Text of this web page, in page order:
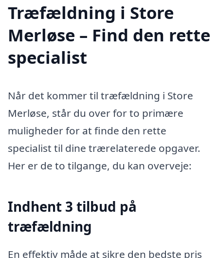
Træfældning i Store
Merløse – Find den rette
specialist
Når det kommer til træfældning i Store
Merløse, står du over for to primære
muligheder for at finde den rette
specialist til dine trærelaterede opgaver.
Her er de to tilgange, du kan overveje:
Indhent 3 tilbud på
træfældning
En effektiv måde at sikre den bedste pris